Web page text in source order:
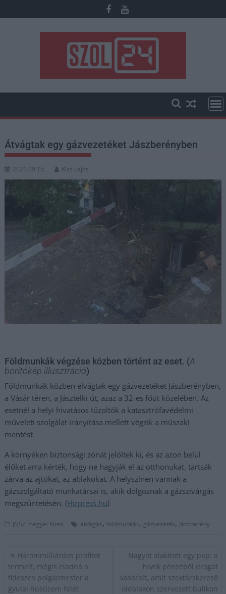
to
Átvágtak egy gázvezetéket Jászberényben
2021.09.15. Kiss Lajos
Földmunkák végzése közben történt az eset. (A
borítókép illusztráció)
Földmunkák közben elvágtak egy gázvezetéket Jászberényben,
a Vásár téren, a Jásztelki út, azaz a 32-es főút közelében. Az
esetnél a helyi hivatásos tűzoltók a katasztrófavédelmi
műveleti szolgálat irányítása mellett végzik a műszaki
mentést.
A környéken biztonsági zónát jelöltek ki, és az azon belül
élőket arra kérték, hogy ne hagyják el az otthonukat, tartsák
zárva az ajtókat, az ablakokat. A helyszínen vannak a
gázszolgáltató munkatársai is, akik dolgoznak a gázszivárgás
megszüntetésén. (Hirpress.hu)
JNSZ megyei hírek átvágás, földmunkák, gázvezeték, Jászberény
Bejegyzés
navigáció
Hárommilliárdos profitot
termelt, mégis eladná a
fideszes polgármester a
gyulai húsüzem felét
Nagyot alakított egy pap: a
hívek pénzéből drogot
vásárolt, amit szextárskereső
oldalakon szervezett bulikon